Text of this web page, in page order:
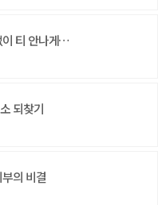
이 티 안나게…
되찾기
의 비결